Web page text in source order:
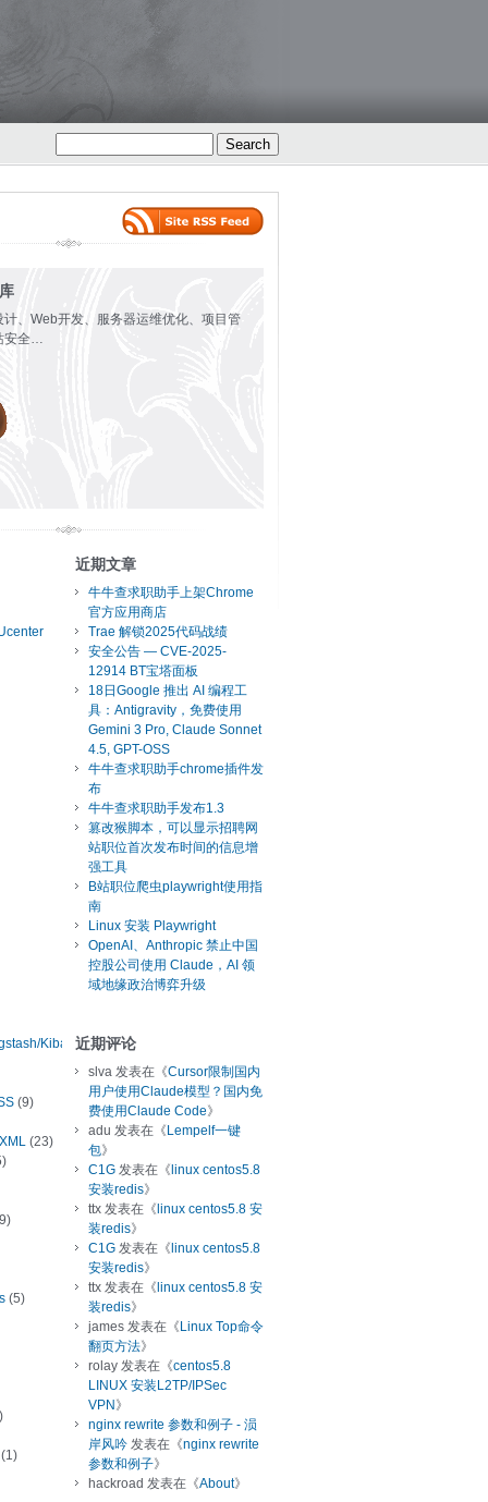
、Web开发、服务器运维优化、项目管
安全…
Kibana
(9)
(23)
(5)
近期文章
牛牛查求职助手上架Chrome
官方应用商店
Trae 解锁2025代码战绩
安全公告 — CVE-2025-
12914 BT宝塔面板
18日Google 推出 AI 编程工
具：Antigravity，免费使用
Gemini 3 Pro, Claude Sonnet
4.5, GPT-OSS
牛牛查求职助手chrome插件发
布
牛牛查求职助手发布1.3
篡改猴脚本，可以显示招聘网
站职位首次发布时间的信息增
强工具
B站职位爬虫playwright使用指
南
Linux 安装 Playwright
OpenAI、Anthropic 禁止中国
控股公司使用 Claude，AI 领
域地缘政治博弈升级
近期评论
slva 发表在《Cursor限制国内
用户使用Claude模型？国内免
费使用Claude Code》
adu 发表在《 Lempelf一键
包》
C1G 发表在《 linux centos5.8
安装redis》
ttx 发表在《 linux centos5.8 安
装redis》
C1G 发表在《 linux centos5.8
安装redis》
ttx 发表在《 linux centos5.8 安
装redis》
james 发表在《 Linux Top命令
翻页方法》
rolay 发表在《centos5.8
LINUX 安装L2TP/IPSec
VPN 》
nginx rewrite 参数和例子 - 涢
岸风吟 发表在《nginx rewrite
参数和例子》
hackroad 发表在《About》